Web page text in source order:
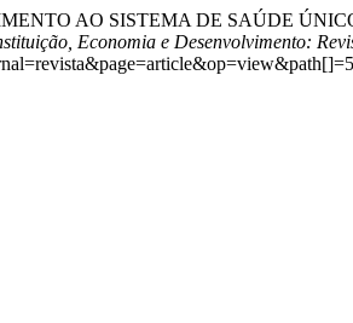
AO SISTEMA DE SAÚDE
Economia e Desenvolvimento: